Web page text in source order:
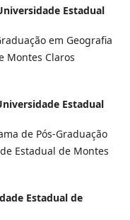
Estadual
em Geografia
Montes Claros
Estadual
de Pós-Graduação
Estadual de Montes
Estadual de